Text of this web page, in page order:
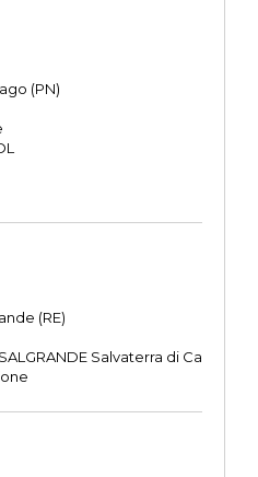
(PN)
(RE)
Salvaterra di Ca